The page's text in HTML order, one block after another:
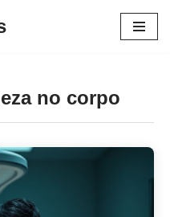
no corpo